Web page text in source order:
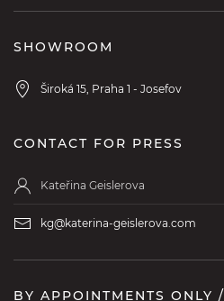
SHOWROOM
Široká 15, Praha 1 - Josefov
CONTACT FOR PRESS
Kateřina Geislerova
kg@katerina-geislerova.com
BY APPOINTMENTS ONLY /